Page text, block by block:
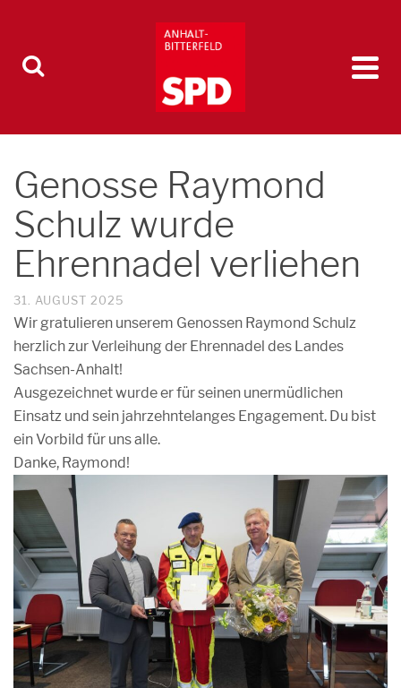
Genosse Raymond
Schulz wurde
Ehrennadel verliehen
31. AUGUST 2025
Wir gratulieren unserem Genossen Raymond Schulz
herzlich zur Verleihung der Ehrennadel des Landes
Sachsen-Anhalt!
Ausgezeichnet wurde er für seinen unermüdlichen
Einsatz und sein jahrzehntelanges Engagement. Du bist
ein Vorbild für uns alle.
Danke, Raymond!